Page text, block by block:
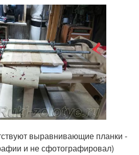
выравнивающие планки -
и не сфотографировал)